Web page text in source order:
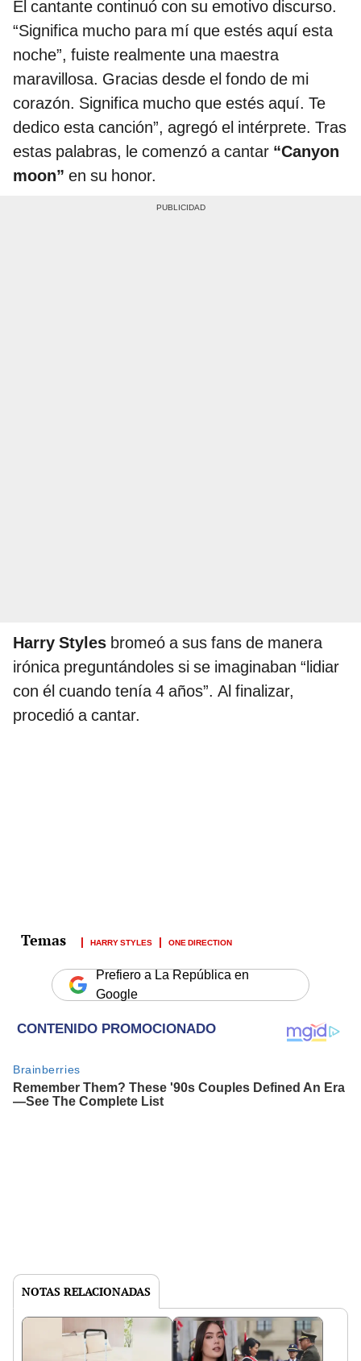
El cantante continuó con su emotivo discurso.
“Significa mucho para mí que estés aquí esta
noche”, fuiste realmente una maestra
maravillosa. Gracias desde el fondo de mi
corazón. Significa mucho que estés aquí. Te
dedico esta canción”, agregó el intérprete. Tras
estas palabras, le comenzó a cantar “Canyon
moon” en su honor.
Harry Styles bromeó a sus fans de manera
irónica preguntándoles si se imaginaban “lidiar
con él cuando tenía 4 años”. Al finalizar,
procedió a cantar.
HARRY STYLES ONE DIRECTION
Prefiero a La República en
Google
NOTAS RELACIONADAS